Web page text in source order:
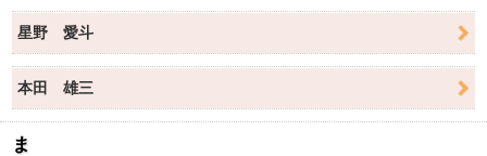
星野 愛斗
本田 雄三
ま